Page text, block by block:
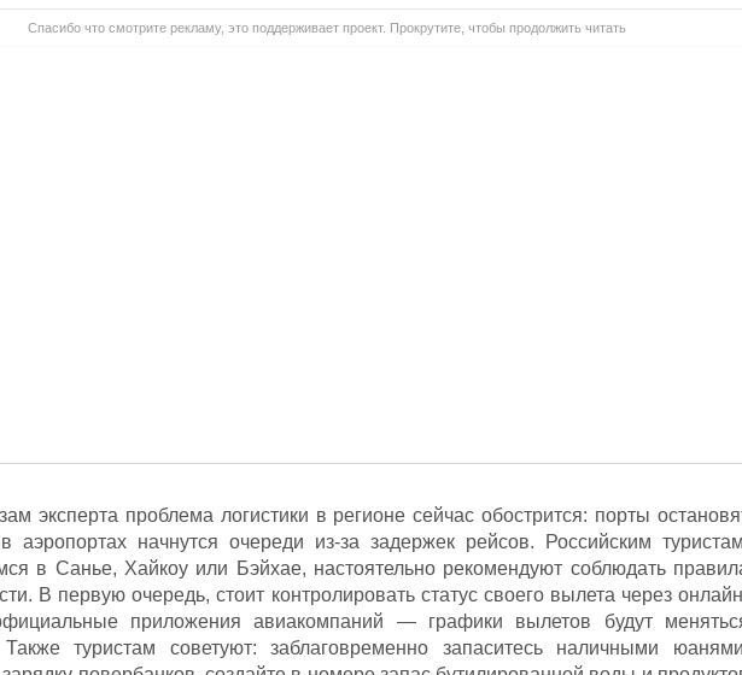
Спасибо что смотрите рекламу, это поддерживает проект. Прокрутите, чтобы продолжить читать
эксперта проблема логистики в регионе сейчас обострится: порты
аэропортах начнутся очереди из-за задержек рейсов. Российским
в Санье, Хайкоу или Бэйхае, настоятельно рекомендуют соблюдать
В первую очередь, стоит контролировать статус своего вылета через
приложения авиакомпаний — графики вылетов будут
Также туристам советуют: заблаговременно запаситесь наличными